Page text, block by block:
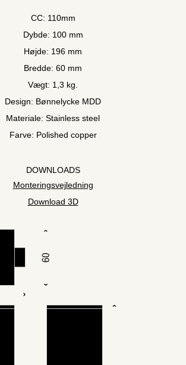
CC: 110mm
Dybde: 100 mm
Højde: 196 mm
Bredde: 60 mm
Vægt: 1,3 kg.
Design: Bønnelycke MDD
Materiale: Stainless steel
Farve: Polished copper
DOWNLOADS
Monteringsvejledning
Download 3D